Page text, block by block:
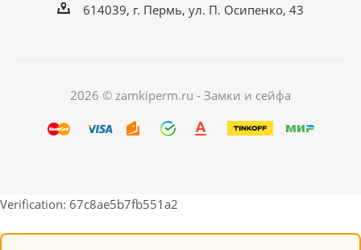
614039, г. Пермь, ул. П. Осипенко, 43
2026 © zamkiperm.ru - Замки и сейфа
Verification: 67c8ae5b7fb551a2